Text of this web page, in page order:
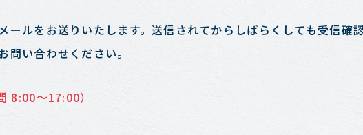
ルをお送りいたします。送信されてからしばらくしても受信確
い合わせください。
8:00～17:00）